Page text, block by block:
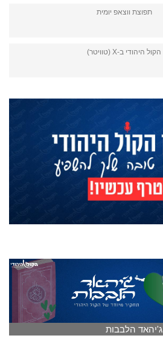
תפוצת ווצאפ יומית
הקול היהודי ב-X (טוויטר)
ג'יהאד הלבבות